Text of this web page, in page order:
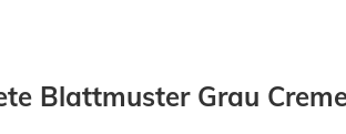
Blattmuster Grau